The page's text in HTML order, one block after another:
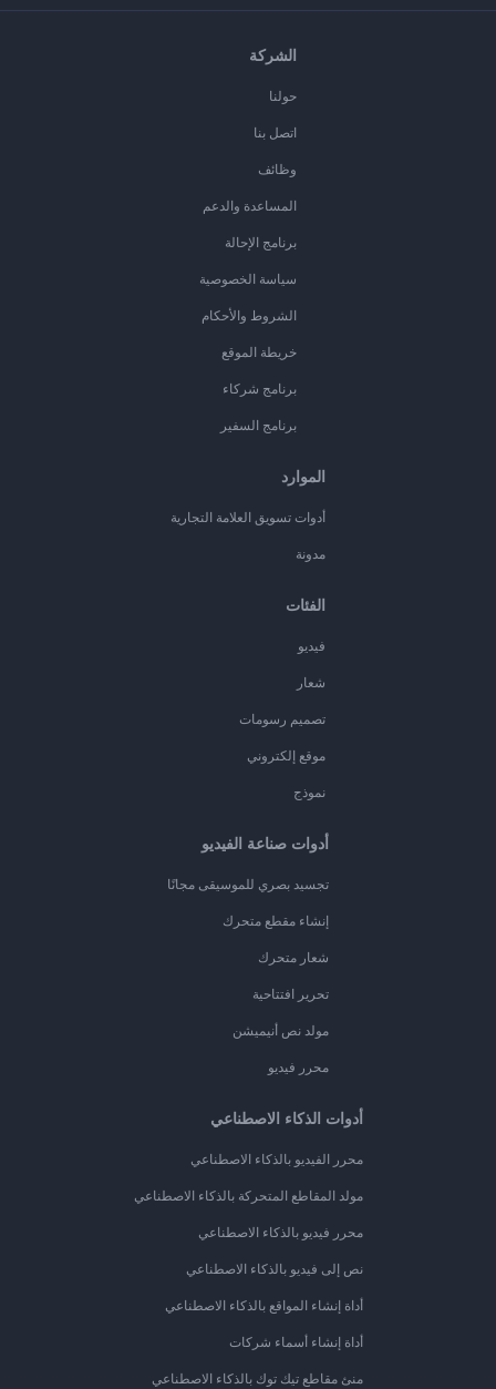
الشركة
حولنا
اتصل بنا
وظائف
المساعدة والدعم
برنامج الإحالة
سياسة الخصوصية
الشروط والأحكام
خريطة الموقع
برنامج شركاء
برنامج السفير
الموارد
أدوات تسويق العلامة التجارية
مدونة
الفئات
فيديو
شعار
تصميم رسومات
موقع إلكتروني
نموذج
أدوات صناعة الفيديو
تجسيد بصري للموسيقى مجانًا
إنشاء مقطع متحرك
شعار متحرك
تحرير افتتاحية
مولد نص أنيميشن
محرر فيديو
أدوات الذكاء الاصطناعي
محرر الفيديو بالذكاء الاصطناعي
مولد المقاطع المتحركة بالذكاء الاصطناعي
محرر فيديو بالذكاء الاصطناعي
نص إلى فيديو بالذكاء الاصطناعي
أداة إنشاء المواقع بالذكاء الاصطناعي
أداة إنشاء أسماء شركات
منئ مقاطع تيك توك بالذكاء الاصطناعي